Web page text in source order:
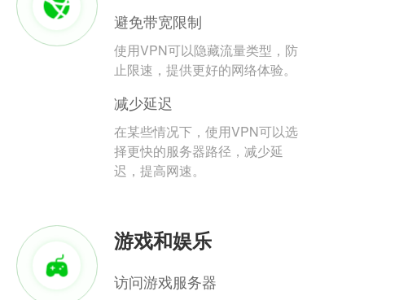
避免带宽限制
使用VPN可以隐藏流量类型，防
止限速，提供更好的网络体验。
减少延迟
在某些情况下，使用VPN可以选
择更快的服务器路径，减少延
迟，提高网速。
游戏和娱乐
访问游戏服务器